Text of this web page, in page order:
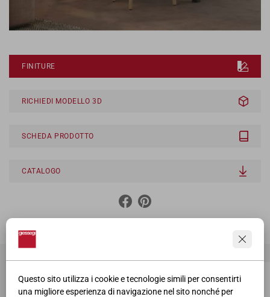
Questo sito utilizza i cookie e tecnologie simili per consentirti
una migliore esperienza di navigazione nel sito nonché per
FINITURE
RICHIEDI MODELLO 3D
SCHEDA PRODOTTO
CATALOGO